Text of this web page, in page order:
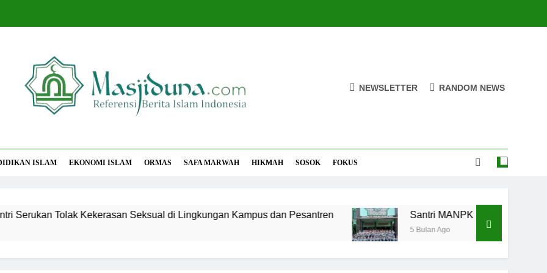
NEWSLETTER RANDOM NEWS
ISLAM EKONOMI ISLAM ORMAS SAFA MARWAH HIKMAH SOSOK FOKUS
Tolak Kekerasan Seksual di Lingkungan Kampus dan Pesantren Santri MANPK Surakarta Turun ke
5 Bulan Ago